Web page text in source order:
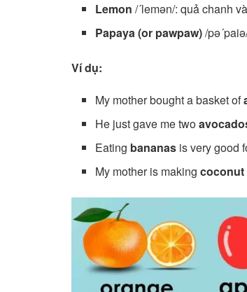
Lemon /´lemən/: quả chanh
Papaya (or pawpaw)/
Ví dụ:
My mother bought a basket of
He just gave me two
Eating bananas is very good
My mother is makingcoconut